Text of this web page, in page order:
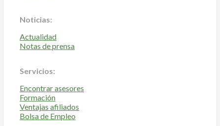
Noticias:
Actualidad
Notas de prensa
Servicios:
Encontrar asesores
Formación
Ventajas afiliados
Bolsa de Empleo